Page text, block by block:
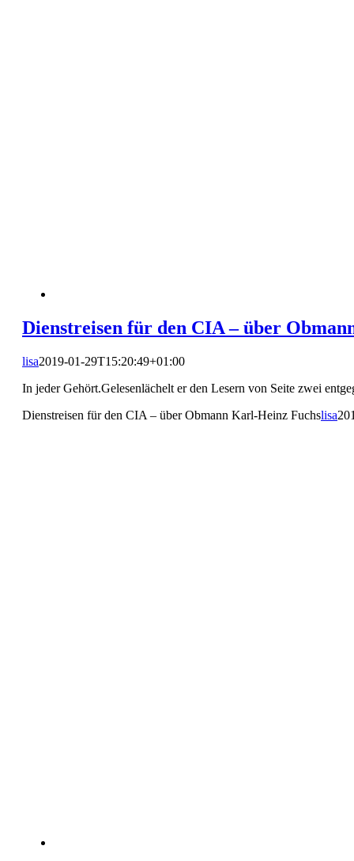
Dienstreisen für den CIA – über
lisa2019-01-29T15:20:49+01:00
In jeder Gehört.Gelesenlächelt er den Lesern von Seite zwei
Dienstreisen für den CIA – über Obmann Karl-Heinz Fuchslisa